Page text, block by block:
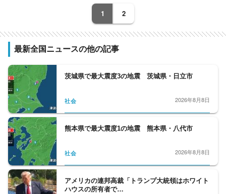
1 2
最新全国ニュースの他の記事
茨城県で最大震度3の地震 茨城県・日立市
社会 2026年8月8日
熊本県で最大震度1の地震 熊本県・八代市
社会 2026年8月8日
アメリカの連邦高裁「トランプ大統領はホワイト
ハウスの所有者で…